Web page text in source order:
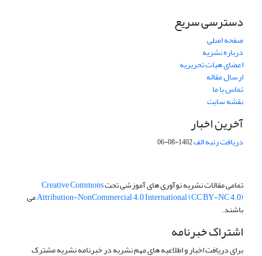
دسترسی سریع
صفحه اصلی
درباره نشریه
اعضای هیات تحریریه
ارسال مقاله
تماس با ما
نقشه سایت
آخرین اخبار
دریافت رتبه الف1402-08-06
تمامی مقالات نشریه نوآوری های آموزشی تحتCreative Commons
Attribution-NonCommercial 4.0 International (CC BY-NC 4.0)می
باشند.
اشتراک خبرنامه
برای دریافت اخبار و اطلاعیه های مهم نشریه در خبرنامه نشریه مشترک